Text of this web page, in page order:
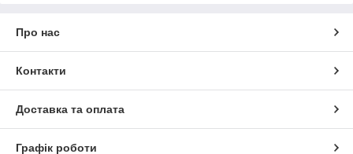
Про нас
Контакти
Доставка та оплата
Графік роботи